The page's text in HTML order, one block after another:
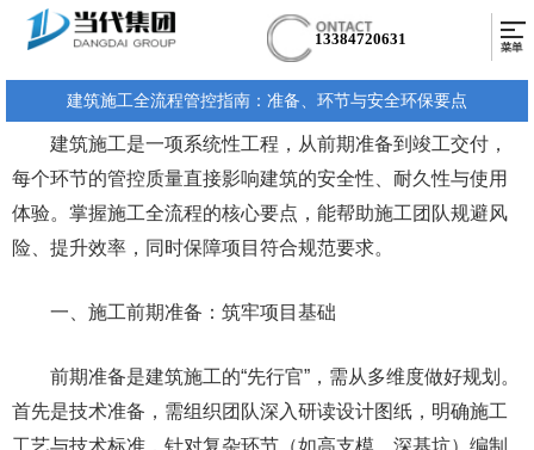
13384720631
建筑施工全流程管控指南：准备、环节与安全环保要点
建筑施工是一项系统性工程，从前期准备到竣工交付，
每个环节的管控质量直接影响建筑的安全性、耐久性与使用
体验。掌握施工全流程的核心要点，能帮助施工团队规避风
险、提升效率，同时保障项目符合规范要求。
一、施工前期准备：筑牢项目基础
前期准备是建筑施工的“先行官”，需从多维度做好规划。
首先是技术准备，需组织团队深入研读设计图纸，明确施工